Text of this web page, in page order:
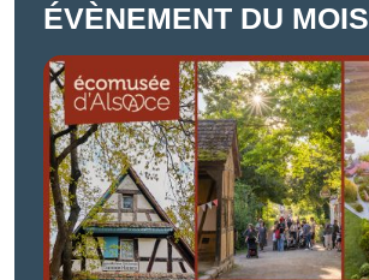
ÉVÈNEMENT DU MOIS